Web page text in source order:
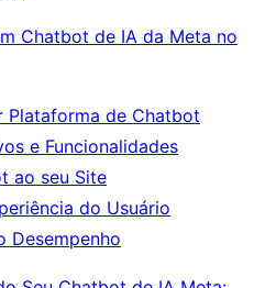
Chatbot de IA da Meta no
Plataforma de Chatbot
e Funcionalidades
ao seu Site
do Usuário
Desempenho